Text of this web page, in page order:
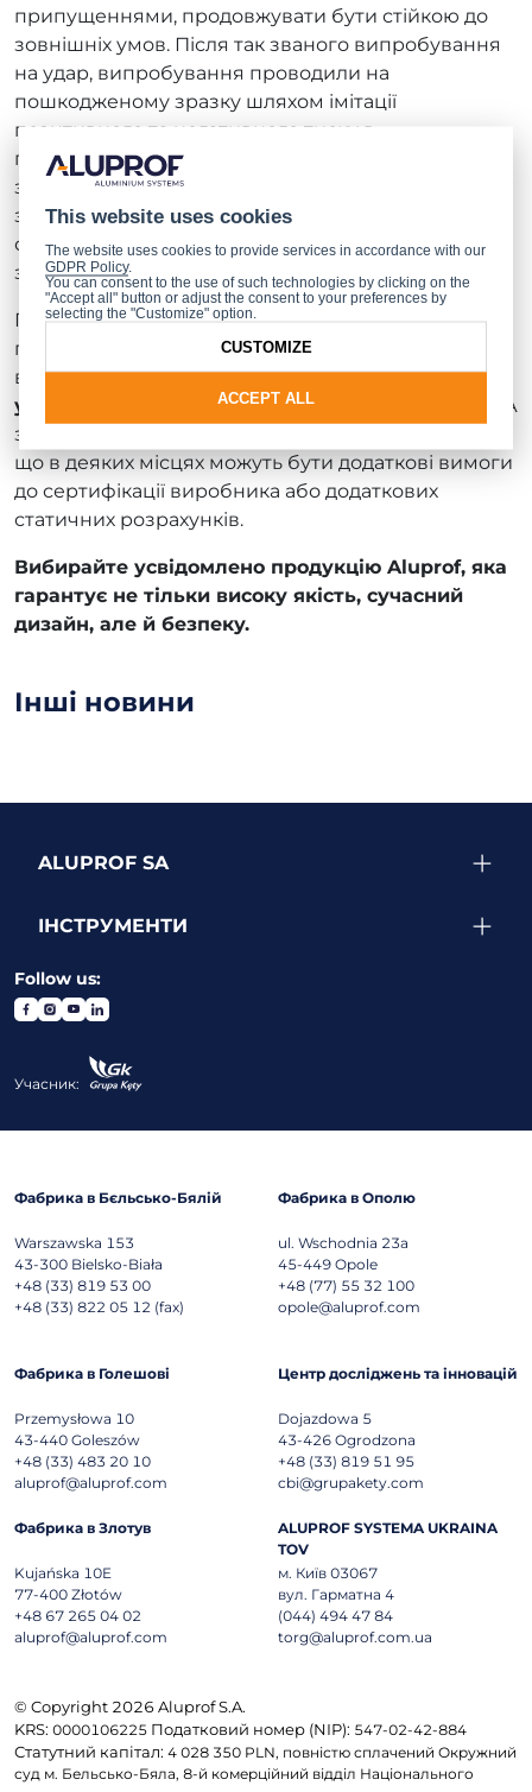
припущеннями, продовжувати бути стійкою до
зовнішніх умов. Після так званого випробування
на удар, випробування проводили на
пошкодженому зразку шляхом імітації
позитивного та негативного тиску в
послідовності, визначеній стандартом. Варто
зазначити, що кількість циклів таких випробувань
зі змінним тиском, що діє на конструкцію,
становить аж 4500. Випробування конструкції
зайняло багато годин.
Проведені випробування та сертифікація
підтверджують, що системи Aluprof можна
використовувати в регіонахз високим ризиком
ураганів
- наприклад, на східному узбережжі США
з частиною Нью-Йорка. Однак слід мати на увазі,
що в деяких місцях можуть бути додаткові вимоги
до сертифікації виробника або додаткових
статичних розрахунків.
Вибирайте усвідомлено продукцію Aluprof, яка
гарантує не тільки високу якість, сучасний
дизайн, але й безпеку.
Інші новини
ALUPROF SA
ІНСТРУМЕНТИ
Follow us:
Учасник:
Фабрика в Бєльсько-Бялій
Warszawska 153
43-300 Bielsko-Biała
+48 (33) 819 53 00
+48 (33) 822 05 12 (fax)
Фабрика в Ополю
ul. Wschodnia 23a
45-449 Opole
+48 (77) 55 32 100
opole@aluprof.com
Фабрика в Голешові
Przemysłowa 10
43-440 Goleszów
+48 (33) 483 20 10
aluprof@aluprof.com
Центр досліджень та інновацій
Dojazdowa 5
43-426 Ogrodzona
+48 (33) 819 51 95
cbi@grupakety.com
Фабрика в Злотув
Kujańska 10E
77-400 Złotów
+48 67 265 04 02
aluprof@aluprof.com
ALUPROF SYSTEMA UKRAINA
TOV
м. Київ 03067
вул. Гарматна 4
(044) 494 47 84
torg@aluprof.com.ua
© Copyright 2026 Aluprof S.A.
KRS: 0000106225 Податковий номер (NIP): 547-02-42-884
Статутний капітал: 4 028 350 PLN, повністю сплачений Окружний
суд м. Бельсько-Бяла, 8-й комерційний відділ Національного
This website uses cookies
The website uses cookies to provide services in accordance with our
GDPR Policy.
You can consent to the use of such technologies by clicking on the
"Accept all" button or adjust the consent to your preferences by
selecting the "Customize" option.
ACCEPT ALL
CUSTOMIZE